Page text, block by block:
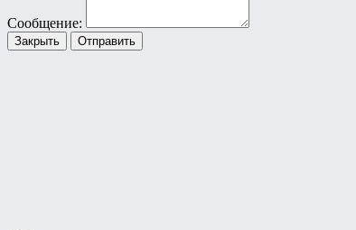
Сообщение:
Закрыть Отправить